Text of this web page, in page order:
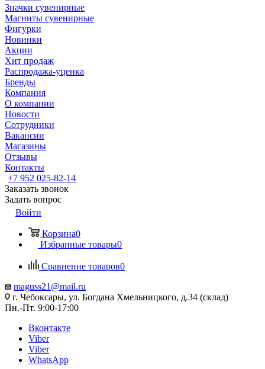
Значки сувенирные
Магниты сувенирные
Фигурки
Новинки
Акции
Хит продаж
Распродажа-уценка
Бренды
Компания
О компании
Новости
Сотрудники
Вакансии
Магазины
Отзывы
Контакты
+7 952 025-82-14
Заказать звонок
Задать вопрос
Войти
Корзина0
Избранные товары0
Сравнение товаров0
maguss21@mail.ru
г. Чебоксары, ул. Богдана Хмельницкого, д.34 (склад)
Пн.-Пт. 9:00-17:00
Вконтакте
Viber
Viber
WhatsApp